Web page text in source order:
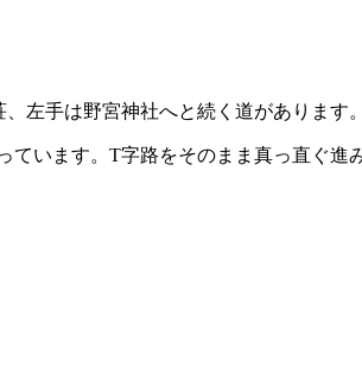
左手は野宮神社へと続く道があります。
います。T字路をそのまま真っ直ぐ進